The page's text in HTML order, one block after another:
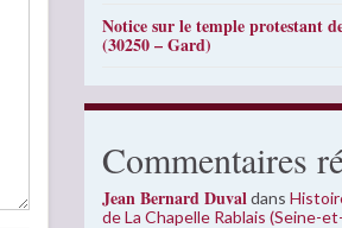
Notice sur le temple protestant
(30250 – Gard)
Commentaires
Jean Bernard Duvaldans
de La Chapelle Rablais (Seine-